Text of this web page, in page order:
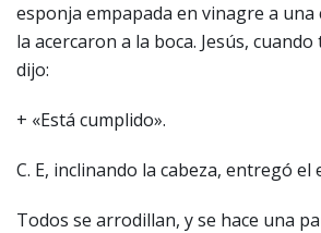
esponja empapada en vinagre a una
la acercaron a la boca. Jesús,
dijo:
+ «Está cumplido».
C. E, inclinando la cabeza, entregó el
Todos se arrodillan, y se hace una